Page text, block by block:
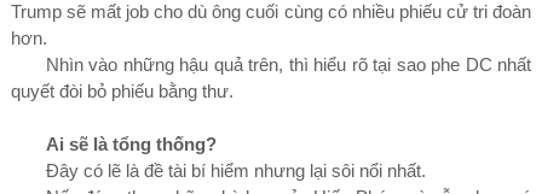
Trump sẽ mất job cho dù ông cuối cùng có nhiều phiếu cử tri đoàn
hơn.
Nhìn vào những hậu quả trên, thì hiểu rõ tại sao phe DC nhất
quyết đòi bỏ phiếu bằng thư.
Ai sẽ là tổng thống?
Đây có lẽ là đề tài bí hiểm nhưng lại sôi nổi nhất.